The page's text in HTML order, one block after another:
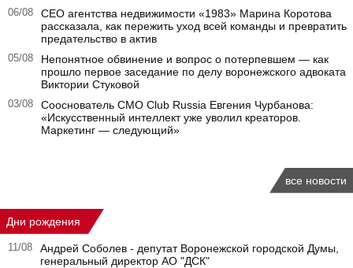
06/08
CEO агентства недвижимости «1983» Марина Коротова
рассказала, как пережить уход всей команды и превратить
предательство в актив
05/08
Непонятное обвинение и вопрос о потерпевшем — как
прошло первое заседание по делу воронежского адвоката
Виктории Стуковой
03/08
Сооснователь CMO Club Russia Евгения Чурбанова:
«Искусственный интеллект уже уволил креаторов.
Маркетинг — следующий»
все новости
Дни рождения
11/08
Андрей Соболев - депутат Воронежской городской Думы,
генеральный директор АО "ДСК"